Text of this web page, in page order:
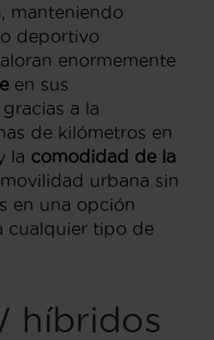
, manteniendo
deportivo
enormemente
en sus
a la
de kilómetros en
la comodidad de la
urbana sin
en una opción
cualquier tipo de
híbridos